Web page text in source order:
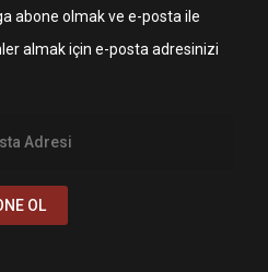
abone olmak ve e-posta ile
almak için e-posta adresinizi
OL